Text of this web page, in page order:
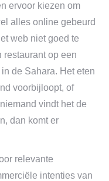
ervoor kiezen om
alles online gebeurd
web niet goed te
restaurant op een
de Sahara. Het eten
voorbijloopt, of
vindt het de
dan komt er
relevante
intenties van